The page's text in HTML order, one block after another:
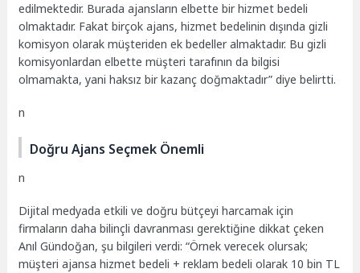
edilmektedir. Burada ajansların elbette bir hizmet bedeli
olmaktadır. Fakat birçok ajans, hizmet bedelinin dışında gizli
komisyon olarak müşteriden ek bedeller almaktadır. Bu gizli
komisyonlardan elbette müşteri tarafının da bilgisi
olmamakta, yani haksız bir kazanç doğmaktadır” diye belirtti.
n
Doğru Ajans Seçmek Önemli
n
Dijital medyada etkili ve doğru bütçeyi harcamak için
firmaların daha bilinçli davranması gerektiğine dikkat çeken
Anıl Gündoğan, şu bilgileri verdi: “Örnek verecek olursak;
müşteri ajansa hizmet bedeli + reklam bedeli olarak 10 bin TL